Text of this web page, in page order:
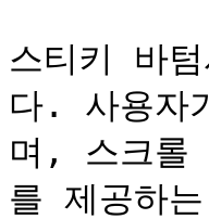
스티키 바
다. 사용자
며, 스크롤
를 제공하